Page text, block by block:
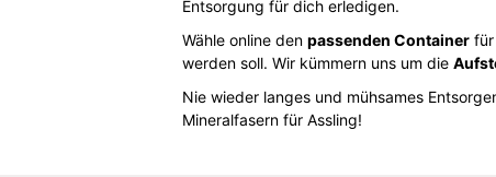
Entsorgung für dich erledigen.
Wähle online den passenden Containerfür
werden soll. Wir kümmern uns um die
Nie wieder langes und mühsames
Mineralfasern für Assling!